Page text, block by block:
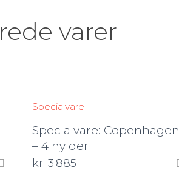
varer
Specialvare
Specialvare: Copenhagen
– 4 hylder
kr. 3.885